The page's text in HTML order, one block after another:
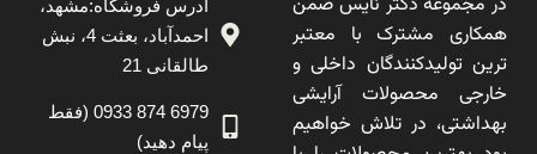
همکاری مشترک با معتبر
ترین تولیدکنندگان داخلی و
خارجی محصولات آرایشی
بهداشتی، در تلاش خواهیم
آدرس فروشگاه:مشهد،
احمدآباد، بعثت 4، نبش
طالقانی 21
6979 874 0933 (فقط
پیام دهید)